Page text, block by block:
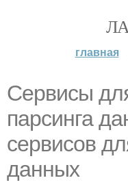
главная
Сервисы
парсинга
сервисов
данных